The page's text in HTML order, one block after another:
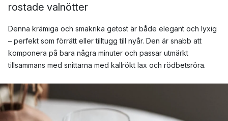
rostade valnötter
Denna krämiga och smakrika getost är både elegant och lyxig
– perfekt som förrätt eller tilltugg till nyår. Den är snabb att
komponera på bara några minuter och passar utmärkt
tillsammans med snittarna med kallrökt lax och rödbetsröra.